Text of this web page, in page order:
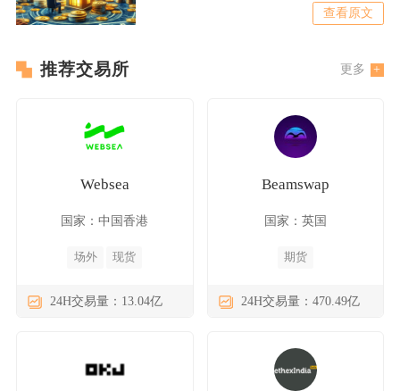
术、标准化交易执行策略、低
查看原文
推荐交易所 更多
Websea
国家：中国香港
场外 现货
24H交易量：13.04亿
Beamswap
国家：英国
期货
24H交易量：470.49亿